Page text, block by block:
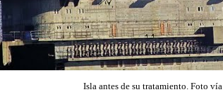
Isla antes de su tratamiento. Foto vía